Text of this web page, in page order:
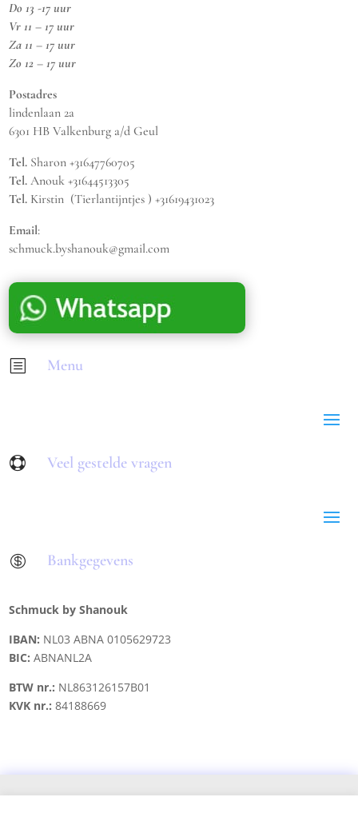
Do 13 -17 uur
Vr 11 – 17 uur
Za 11 – 17 uur
Zo 12 – 17 uur
Postadres
lindenlaan 2a
6301 HB Valkenburg a/d Geul
Tel. Sharon +31647760705
Tel. Anouk +31644513305
Tel. Kirstin (Tierlantijntjes ) +31619431023
Email:
schmuck.byshanouk@gmail.com
b Menu
 Veel gestelde vragen
 Bankgegevens
Schmuck by Shanouk
IBAN: NL03 ABNA 0105629723
BIC: ABNANL2A
BTW nr.: NL863126157B01
KVK nr.:84188669